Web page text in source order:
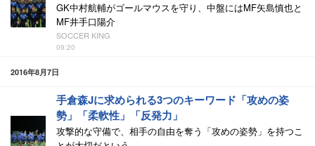
GK中村航輔がゴールマウスを守り、中盤にはMF矢島慎也と
MF井手口陽介
SOCCER KING
09:20
2016年8月7日
手倉森Jに求められる3つのキーワード「攻めの姿
勢」「柔軟性」「反発力」
攻撃的な守備で、相手の自由を奪う「攻めの姿勢」を持つこ